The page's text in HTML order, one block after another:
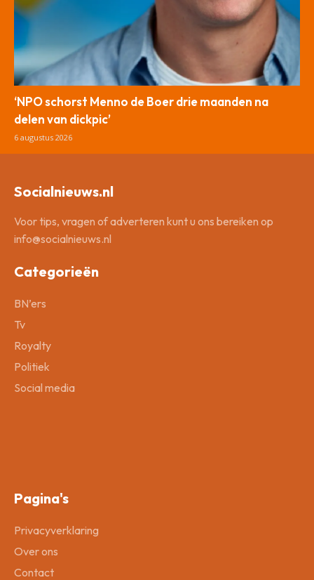
‘NPO schorst Menno de Boer drie maanden na
delen van dickpic’
6 augustus 2026
Socialnieuws.nl
Voor tips, vragen of adverteren kunt u ons bereiken op
info@socialnieuws.nl
Categorieën
BN’ers
Tv
Royalty
Politiek
Social media
Pagina's
Privacyverklaring
Over ons
Contact